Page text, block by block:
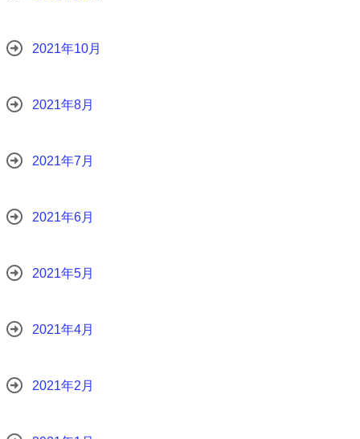
2021年10月
2021年8月
2021年7月
2021年6月
2021年5月
2021年4月
2021年2月